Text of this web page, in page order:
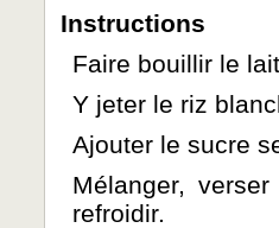
Instructions
Faire bouillir le
Y jeter le riz
Ajouter le sucre
Mélanger,
refroidir.